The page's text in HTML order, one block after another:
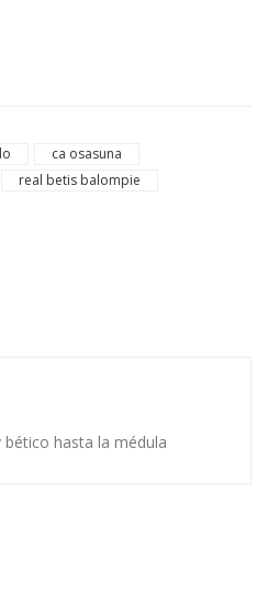
ca osasuna
real betis balompie
hasta la médula